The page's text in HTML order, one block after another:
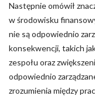
Następnie omówił
w środowisku
nie są odpowiednio
konsekwencji, takich
zespołu oraz
odpowiednio
zrozumienia między